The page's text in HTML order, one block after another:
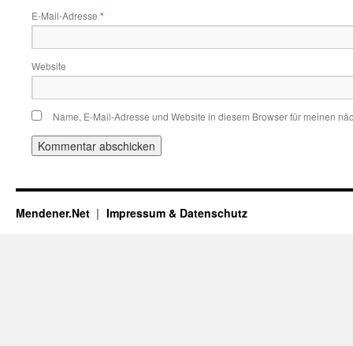
E-Mail-Adresse *
Website
Name, E-Mail-Adresse und Website in diesem Browser für meinen
Mendener.Net Impressum & Datenschutz